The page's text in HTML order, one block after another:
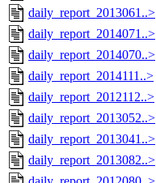
daily_report_2013061..>
daily_report_2014071..>
daily_report_2014070..>
daily_report_2014111..>
daily_report_2012112..>
daily_report_2013052..>
daily_report_2013041..>
daily_report_2013082..>